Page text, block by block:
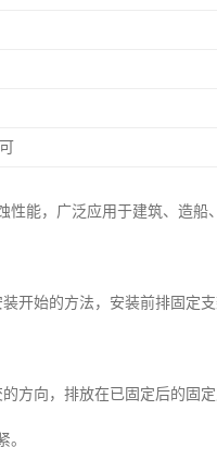
性能，广泛应用于建筑、造
装开始的方法，安装前排固
的方向，排放在已固定后的
。